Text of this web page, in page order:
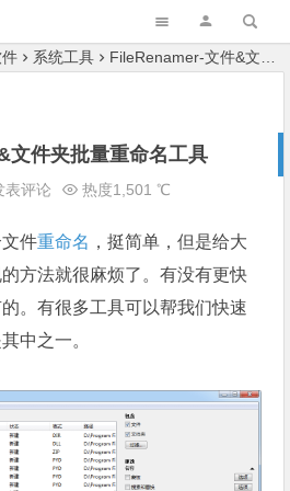
系统工具 FileRenamer-文件&文件夹批量重命名工具
文件夹批量重命名工具
表评论 热度1,501 ℃
件重命名 ，挺简单，但是给大
方法就很麻烦了。有没有更快
。有很多工具可以帮我们快速
中之一。